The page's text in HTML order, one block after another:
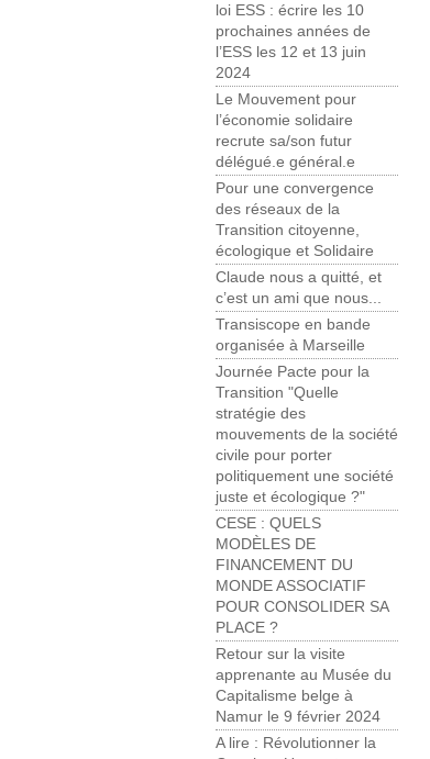
loi ESS : écrire les 10
prochaines années de
l’ESS les 12 et 13 juin
2024
Le Mouvement pour
l’économie solidaire
recrute sa/son futur
délégué.e général.e
Pour une convergence
des réseaux de la
Transition citoyenne,
écologique et Solidaire
Claude nous a quitté, et
c’est un ami que nous...
Transiscope en bande
organisée à Marseille
Journée Pacte pour la
Transition "Quelle
stratégie des
mouvements de la société
civile pour porter
politiquement une société
juste et écologique ?"
CESE : QUELS
MODÈLES DE
FINANCEMENT DU
MONDE ASSOCIATIF
POUR CONSOLIDER SA
PLACE ?
Retour sur la visite
apprenante au Musée du
Capitalisme belge à
Namur le 9 février 2024
A lire : Révolutionner la